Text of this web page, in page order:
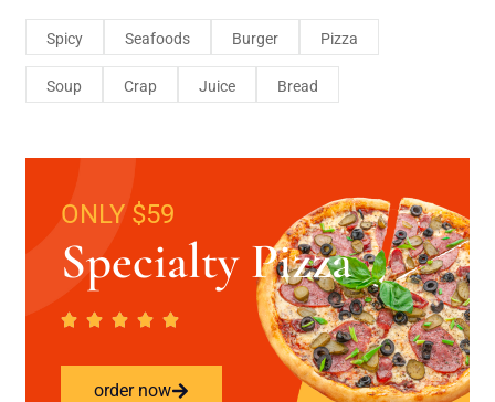
Spicy Seafoods Burger Pizza
Soup Crap Juice Bread
ONLY $59
Specialty Pizza
order now